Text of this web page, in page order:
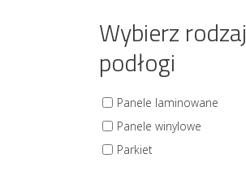
Wybierz rodzaj
podłogi
Panele laminowane
Panele winylowe
Parkiet